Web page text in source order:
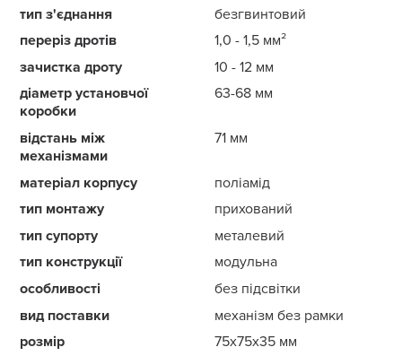
тип з'єднання
безгвинтовий
переріз дротів
1,0 - 1,5 мм²
зачистка дроту
10 - 12 мм
діаметр установчої
коробки
63-68 мм
відстань між
механізмами
71 мм
матеріал корпусу
поліамід
тип монтажу
прихований
тип супорту
металевий
тип конструкції
модульна
особливості
без підсвітки
вид поставки
механізм без рамки
розмір
75x75x35 мм